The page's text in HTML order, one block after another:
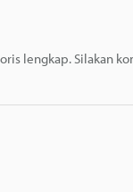
lengkap. Silakan